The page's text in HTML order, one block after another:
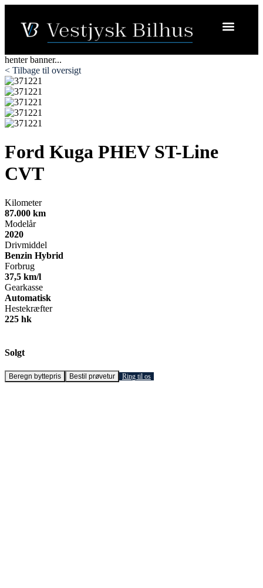
henter banner...
< Tilbage til oversigt
Ford Kuga PHEV ST-Line
CVT
Kilometer
87.000 km
Modelår
2020
Drivmiddel
Benzin Hybrid
Forbrug
37,5 km/l
Gearkasse
Automatisk
Hestekræfter
225 hk
Solgt
Beregn byttepris Bestil prøvetur Ring til os